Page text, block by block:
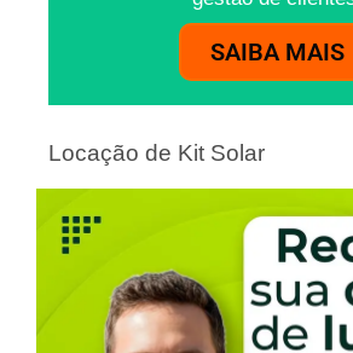
SAIBA MAIS
Locação de Kit Solar